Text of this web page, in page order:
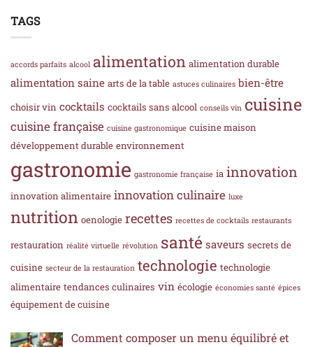
TAGS
accords parfaits alcool alimentation alimentation durable
alimentation saine arts de la table astuces culinaires bien-être
choisir vin cocktails cocktails sans alcool conseils vin cuisine
cuisine française cuisine gastronomique cuisine maison
développement durable environnement
gastronomie gastronomie française ia innovation
innovation alimentaire innovation culinaire luxe
nutrition oenologie recettes recettes de cocktails restaurants
restauration réalité virtuelle révolution santé saveurs secrets de
cuisine secteur de la restauration technologie technologie
alimentaire tendances culinaires vin écologie économies santé épices
équipement de cuisine
Comment composer un menu équilibré et